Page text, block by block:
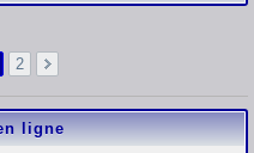
2
ligne